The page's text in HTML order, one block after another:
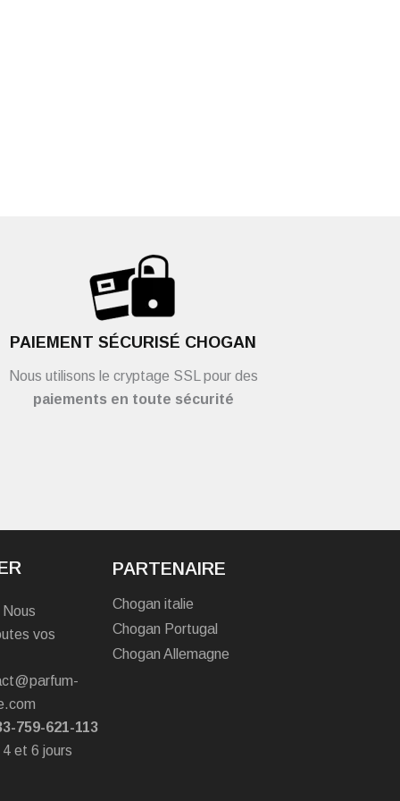
PAIEMENT SÉCURISÉ CHOGAN
Nous utilisons le cryptage SSL pour des
paiements en toute sécurité
vos
759-621-113
et 6 jours
PARTENAIRE
Chogan italie
Chogan Portugal
Chogan Allemagne